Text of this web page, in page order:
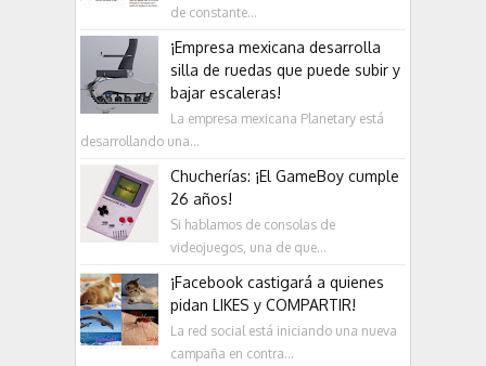
de constante...
¡Empresa mexicana desarrolla
silla de ruedas que puede subir y
bajar escaleras!
La empresa mexicana Planetary está
desarrollando una...
Chucherías: ¡El GameBoy cumple
26 años!
Si hablamos de consolas de
videojuegos, una de que...
¡Facebook castigará a quienes
pidan LIKES y COMPARTIR!
La red social está iniciando una nueva
campaña en contra...